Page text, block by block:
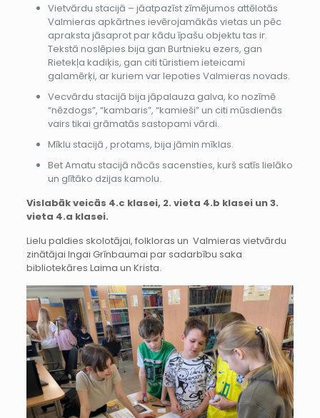
Vietvārdu stacijā – jāatpazīst zīmējumos attēlotās
Valmieras apkārtnes ievērojamākās vietas un pēc
apraksta jāsaprot par kādu īpašu objektu tas ir.
Tekstā noslēpies bija gan Burtnieku ezers, gan
Rietekļa kadiķis, gan citi tūristiem ieteicami
galamērķi, ar kuriem var lepoties Valmieras novads.
Vecvārdu stacijā bija jāpalauza galva, ko nozīmē
“nēzdogs”, “kambaris”, “kamieši” un citi mūsdienās
vairs tikai grāmatās sastopami vārdi.
Mīklu stacijā , protams, bija jāmin mīklas.
Bet Amatu stacijā nācās sacensties, kurš satīs lielāko
un glītāko dzijas kamolu.
Vislabāk veicās 4.c klasei, 2. vieta 4.b klasei un 3.
vieta 4.a klasei.
Lielu paldies skolotājai, folkloras un Valmieras vietvārdu
zinātājai Ingai Grīnbaumai par sadarbību saka
bibliotekāres Laima un Krista.